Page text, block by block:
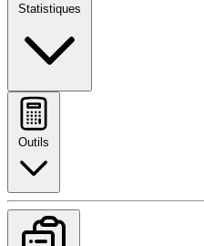
Statistiques
Outils